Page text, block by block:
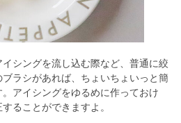
シングを流し込む際など、普通に絞
ラシがあれば、ちょいちょいっと簡
アイシングをゆるめに作っておけ
ることができますよ。